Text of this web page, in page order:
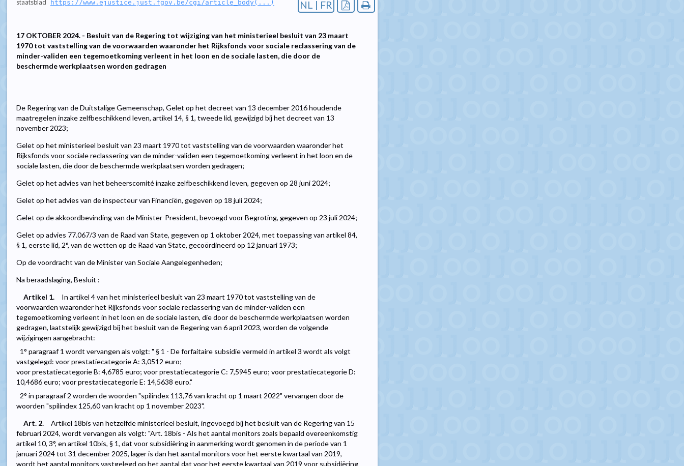
staatsblad
https://www.ejustice.just.fgov.be/cgi/article_body(...) NL | FR
17 OKTOBER 2024. - Besluit van de Regering tot wijziging van het ministerieel besluit van 23 maart
1970 tot vaststelling van de voorwaarden waaronder het Rijksfonds voor sociale reclassering van de
minder-validen een tegemoetkoming verleent in het loon en de sociale lasten, die door de
beschermde werkplaatsen worden gedragen
De Regering van de Duitstalige Gemeenschap, Gelet op het decreet van 13 december 2016 houdende
maatregelen inzake zelfbeschikkend leven, artikel 14, § 1, tweede lid, gewijzigd bij het decreet van 13
november 2023;
Gelet op het ministerieel besluit van 23 maart 1970 tot vaststelling van de voorwaarden waaronder het
Rijksfonds voor sociale reclassering van de minder-validen een tegemoetkoming verleent in het loon en de
sociale lasten, die door de beschermde werkplaatsen worden gedragen;
Gelet op het advies van het beheerscomité inzake zelfbeschikkend leven, gegeven op 28 juni 2024;
Gelet op het advies van de inspecteur van Financiën, gegeven op 18 juli 2024;
Gelet op de akkoordbevinding van de Minister-President, bevoegd voor Begroting, gegeven op 23 juli 2024;
Gelet op advies 77.067/3 van de Raad van State, gegeven op 1 oktober 2024, met toepassing van artikel 84,
§ 1, eerste lid, 2°, van de wetten op de Raad van State, gecoördineerd op 12 januari 1973;
Op de voordracht van de Minister van Sociale Aangelegenheden;
Na beraadslaging, Besluit :
Artikel 1.
In artikel 4 van het ministerieel besluit van 23 maart 1970 tot vaststelling van de
voorwaarden waaronder het Rijksfonds voor sociale reclassering van de minder-validen een
tegemoetkoming verleent in het loon en de sociale lasten, die door de beschermde werkplaatsen worden
gedragen, laatstelijk gewijzigd bij het besluit van de Regering van 6 april 2023, worden de volgende
wijzigingen aangebracht:
1° paragraaf 1 wordt vervangen als volgt: " § 1 - De forfaitaire subsidie vermeld in artikel 3 wordt als volgt
vastgelegd: voor prestatiecategorie A: 3,0512 euro;
voor prestatiecategorie B: 4,6785 euro; voor prestatiecategorie C: 7,5945 euro; voor prestatiecategorie D:
10,4686 euro; voor prestatiecategorie E: 14,5638 euro."
2° in paragraaf 2 worden de woorden "spilindex 113,76 van kracht op 1 maart 2022" vervangen door de
woorden "spilindex 125,60 van kracht op 1 november 2023".
Art. 2.
Artikel 18bis van hetzelfde ministerieel besluit, ingevoegd bij het besluit van de Regering van 15
februari 2024, wordt vervangen als volgt: "Art. 18bis - Als het aantal monitors zoals bepaald overeenkomstig
artikel 10, 3°, en artikel 10bis, § 1, dat voor subsidiëring in aanmerking wordt genomen in de periode van 1
januari 2024 tot 31 december 2025, lager is dan het aantal monitors voor het eerste kwartaal van 2019,
wordt het aantal monitors vastgelegd op het aantal dat voor het eerste kwartaal van 2019 voor subsidiëring